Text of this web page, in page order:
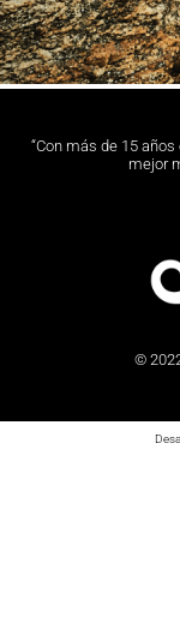
“Con más de 15
mejor
©